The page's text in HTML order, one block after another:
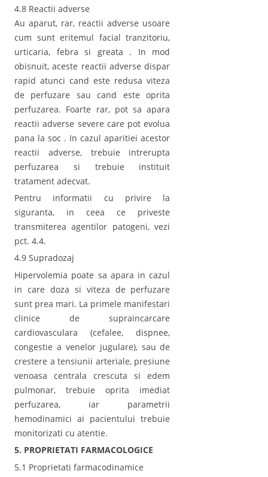
4.8 Reactii adverse
Au aparut, rar, reactii adverse usoare
cum sunt eritemul facial tranzitoriu,
urticaria, febra si greata . In mod
obisnuit, aceste reactii adverse dispar
rapid atunci cand este redusa viteza
de perfuzare sau cand este oprita
perfuzarea. Foarte rar, pot sa apara
reactii adverse severe care pot evolua
pana la soc . In cazul aparitiei acestor
reactii adverse, trebuie intrerupta
perfuzarea si trebuie instituit
tratament adecvat.
Pentru informatii cu privire la
siguranta, in ceea ce priveste
transmiterea agentilor patogeni, vezi
pct. 4.4.
4.9 Supradozaj
Hipervolemia poate sa apara in cazul
in care doza si viteza de perfuzare
sunt prea mari. La primele manifestari
clinice de supraincarcare
cardiovasculara (cefalee, dispnee,
congestie a venelor jugulare), sau de
crestere a tensiunii arteriale, presiune
venoasa centrala crescuta si edem
pulmonar, trebuie oprita imediat
perfuzarea, iar parametrii
hemodinamici ai pacientului trebuie
monitorizati cu atentie.
5. PROPRIETATI FARMACOLOGICE
5.1 Proprietati farmacodinamice